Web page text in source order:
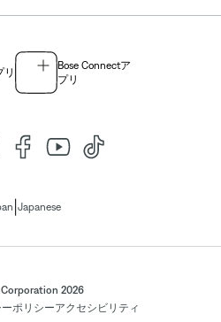
リ
Bose Connectア
プリ
Japanese
2026
ポリシーアクセシビリティ